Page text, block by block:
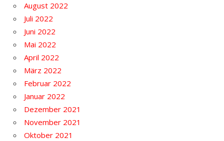
August 2022
Juli 2022
Juni 2022
Mai 2022
April 2022
März 2022
Februar 2022
Januar 2022
Dezember 2021
November 2021
Oktober 2021